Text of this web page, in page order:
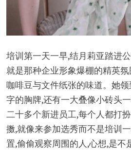
培训第一天一早,结月莉亚踏进
就是那种企业形象爆棚的精英
咖啡豆与文件纸张的味道。她
字的胸牌,还有一大叠像小砖头
二十多个新进员工,每个人都打
擞,就像来参加选秀而不是培训
置,偷偷观察周围的人,心想,是不